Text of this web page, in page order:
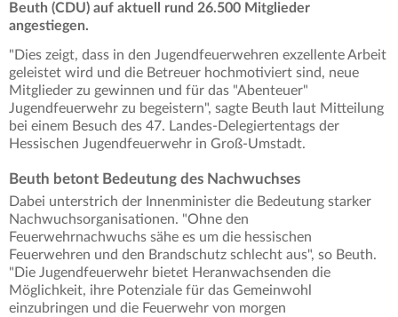
Beuth (CDU) auf aktuell rund 26.500 Mitglieder
angestiegen.
"Dies zeigt, dass in den Jugendfeuerwehren exzellente Arbeit
geleistet wird und die Betreuer hochmotiviert sind, neue
Mitglieder zu gewinnen und für das "Abenteuer"
Jugendfeuerwehr zu begeistern", sagte Beuth laut Mitteilung
bei einem Besuch des 47. Landes-Delegiertentags der
Hessischen Jugendfeuerwehr in Groß-Umstadt.
Beuth betont Bedeutung des Nachwuchses
Dabei unterstrich der Innenminister die Bedeutung starker
Nachwuchsorganisationen. "Ohne den
Feuerwehrnachwuchs sähe es um die hessischen
Feuerwehren und den Brandschutz schlecht aus", so Beuth.
"Die Jugendfeuerwehr bietet Heranwachsenden die
Möglichkeit, ihre Potenziale für das Gemeinwohl
einzubringen und die Feuerwehr von morgen